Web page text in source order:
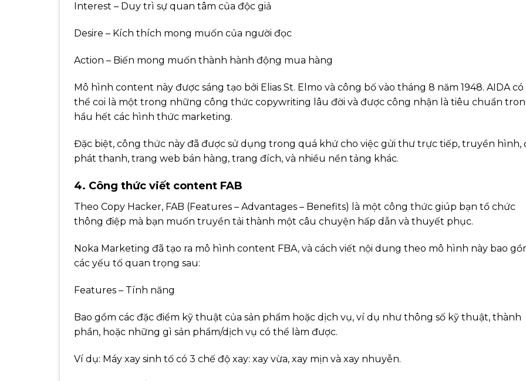
Interest – Duy trì sự quan tâm của độc giả
Desire – Kích thích mong muốn của người đọc
Action – Biến mong muốn thành hành động mua hàng
Mô hình content này được sáng tạo bởi Elias St. Elmo và công bố vào tháng 8 năm 1948. AIDA có
thể coi là một trong những công thức copywriting lâu đời và được công nhận là tiêu chuẩn
hầu hết các hình thức marketing.
Đặc biệt, công thức này đã được sử dụng trong quá khứ cho việc gửi thư trực tiếp, truyền hình,
phát thanh, trang web bán hàng, trang đích, và nhiều nền tảng khác.
4. Công thức viết content FAB
Theo Copy Hacker, FAB (Features – Advantages – Benefits) là một công thức giúp bạn tổ chức
thông điệp mà bạn muốn truyền tải thành một câu chuyện hấp dẫn và thuyết phục.
Noka Marketing đã tạo ra mô hình content FBA, và cách viết nội dung theo mô hình này bao
các yếu tố quan trọng sau:
Features – Tính năng
Bao gồm các đặc điểm kỹ thuật của sản phẩm hoặc dịch vụ, ví dụ như thông số kỹ thuật, thành
phần, hoặc những gì sản phẩm/dịch vụ có thể làm được.
Ví dụ: Máy xay sinh tố có 3 chế độ xay: xay vừa, xay mịn và xay nhuyễn.